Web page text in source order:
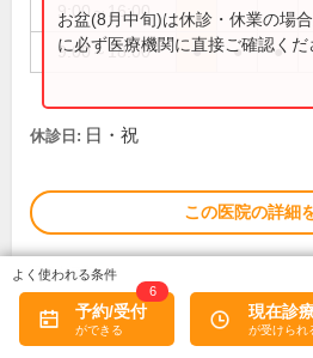
9:00～16:00
9:00～18:00 ● ● ●
お盆(8月中旬)は休診・休業の場
に必ず医療機関に直接ご確認くだ
休診日: 日・祝
この医院の詳細
アクセス数
予約/受付
6
現在診